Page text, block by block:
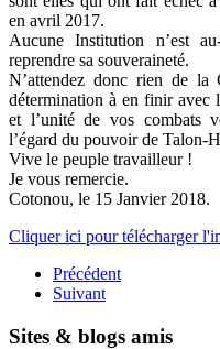
en avril 2017.
Aucune Institution n’est
reprendre sa souveraineté.
N’attendez donc rien de la
détermination à en finir avec
et l’unité de vos combats
l’égard du pouvoir de Talon-
Vive le peuple travailleur !
Je vous remercie.
Cotonou, le 15 Janvier 2018.
Cliquer ici pour télécharger
Précédent
Suivant
Sites & blogs amis